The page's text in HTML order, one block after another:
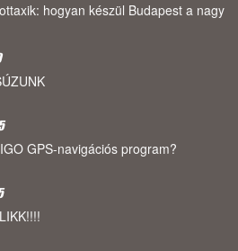
hogyan készül Budapest a nagy
GPS-navigációs program?